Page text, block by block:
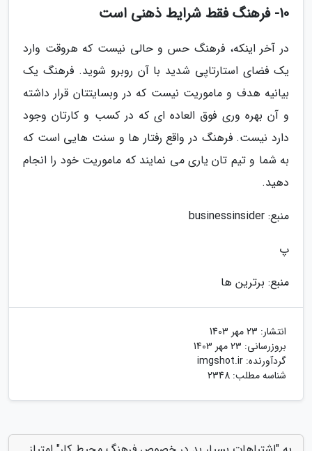
10- فرهنگ فقط شرایط ذهنی است
در آخر اینکه، فرهنگ حس و حالی نیست که هروقت وارد
یک فضای استارتاپی شدید با آن روبرو شوید. فرهنگ یک
بیانیه هدف و ماموریت نیست که در وبسایتتان قرار داشته
و آن بهره وری فوق العاده ای که در کسب و کارتان وجود
دارد نیست. فرهنگ در واقع رفتار ها و سنت هایی است که
به شما و تیم تان یاری می نمایند که ماموریت خود را انجام
دهید.
منبع: businessinsider
پ
منبع: برترین ها
انتشار: 23 مهر 1403
بروزرسانی: 23 مهر 1403
گردآورنده: imgshot.ir
شناسه مطلب: 2348